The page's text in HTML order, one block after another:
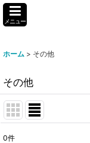
メニュー
ホーム > その他
その他
0件